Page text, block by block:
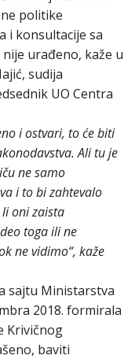
politike
i konsultacije sa
urađeno, kaže u
sudija
UO Centra
i ostvari, to će biti
Ali tu je
ne samo
i to bi zahtevalo
oni zaista
toga ili ne
ne vidimo“, kaže
sajtu Ministarstva
2018. formirala
Krivičnog
baviti